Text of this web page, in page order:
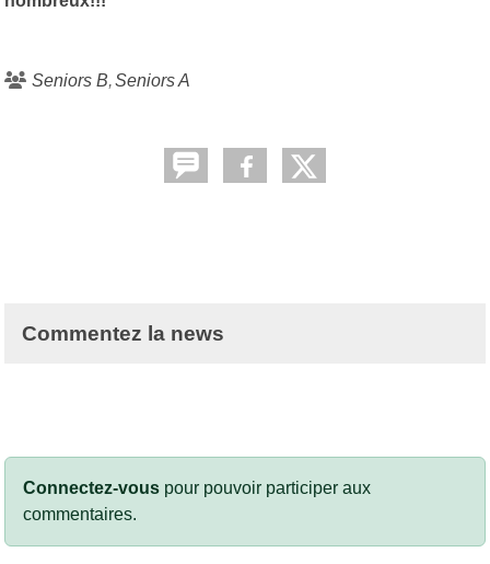
Seniors B Seniors A
Commentez la news
Connectez-vous pour pouvoir participer aux
commentaires.